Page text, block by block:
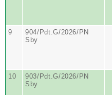
9
904/Pdt.G/2026/PN
Sby
10
903/Pdt.G/2026/PN
Sby